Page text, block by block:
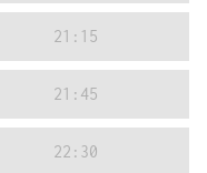
21:15
21:45
22:30